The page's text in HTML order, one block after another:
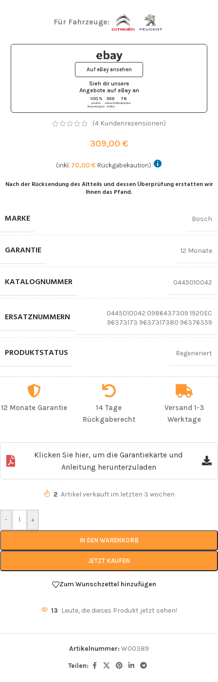
Für Fahrzeuge:
Sieh dir unsere
Angebote auf eBayan
100 %
positive
Bewertungen
559
verkaufte
Artikel
76
Beobachter
Auf eBay ansehen
(4 Kundenrezensionen)
309,00 €
(inkl. 70,00 € Rückgabekaution)
Nach der Rücksendung des Altteils und dessen Überprüfung erstatten wir
Ihnen das Pfand.
MARKE Bosch
GARANTIE 12 Monate
KATALOGNUMMER 0445010042
ERSATZNUMMERN
0445010042 0986437309 1920EC
96373173 9637317380 96376359
PRODUKTSTATUS Regeneriert
12 Monate Garantie
14 Tage
Rückgaberecht
Versand 1-3
Werktage
Klicken Sie hier, um die Garantiekarte und
Anleitung herunterzuladen
2 Artikel verkauft im letzten 3 wochen
- +
IN DEN WARENKORB
JETZT KAUFEN
Zum Wunschzettel hinzufügen
13 Leute, die dieses Produkt jetzt sehen!
Artikelnummer: W00389
Teilen: